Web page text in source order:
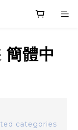
簡體中
categories